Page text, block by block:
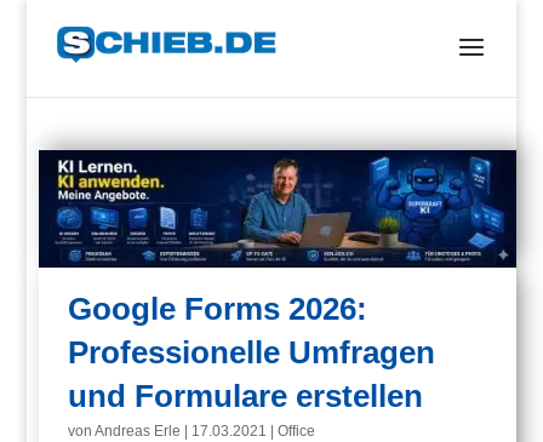
Google Forms 2026:
Professionelle Umfragen
und Formulare erstellen
vonAndreas Erle 17.03.2021 |Office